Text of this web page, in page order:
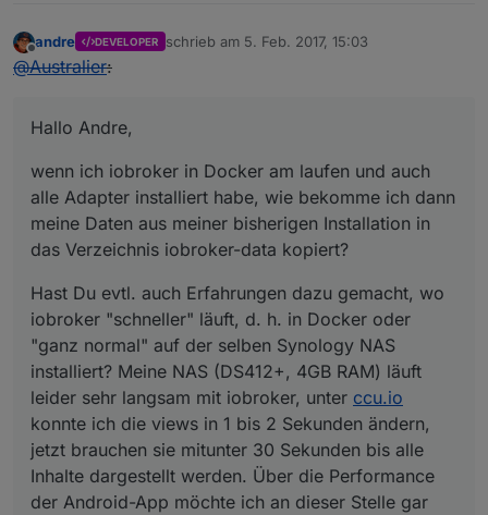
Offline
andre DEVELOPER schrieb am 5. Feb. 2017, 15:03
zuletzt editiert von
@Australier:
Hallo Andre,
wenn ich iobroker in Docker am laufen und auch
alle Adapter installiert habe, wie bekomme ich dann
meine Daten aus meiner bisherigen Installation in
das Verzeichnis iobroker-data kopiert?
Hast Du evtl. auch Erfahrungen dazu gemacht, wo
iobroker "schneller" läuft, d. h. in Docker oder
"ganz normal" auf der selben Synology NAS
installiert? Meine NAS (DS412+, 4GB RAM) läuft
leider sehr langsam mit iobroker, unter ccu.io
konnte ich die views in 1 bis 2 Sekunden ändern,
jetzt brauchen sie mitunter 30 Sekunden bis alle
Inhalte dargestellt werden. Über die Performance
der Android-App möchte ich an dieser Stelle gar